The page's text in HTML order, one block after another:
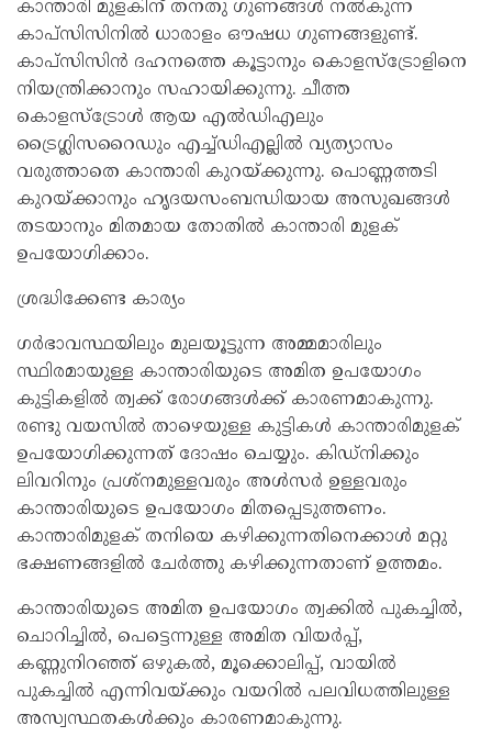
കാന്താരി മുളകിന് തനതു ഗുണങ്ങൾ നൽകുന്ന
കാപ്സിസിനിൽ ധാരാളം ഔഷധ ഗുണങ്ങളുണ്ട്.
കാപ്സിസിൻ ദഹനത്തെ കൂട്ടാനും കൊളസ്ട്രോളിനെ
നിയന്ത്രിക്കാനും സഹായിക്കുന്നു. ചീത്ത
കൊളസ്ട്രോൾ ആയ എല്‍ഡിഎലും
ട്രൈഗ്ലിസറൈഡും എച്ച്ഡിഎല്ലിൽ വ്യത്യാസം
വരുത്താതെ കാന്താരി കുറയ്ക്കുന്നു. പൊണ്ണത്തടി
കുറയ്ക്കാനും ഹൃദയസംബന്ധിയായ അസുഖങ്ങൾ
തടയാനും മിതമായ തോതിൽ കാന്താരി മുളക്
ഉപയോഗിക്കാം.
ശ്രദ്ധിക്കേണ്ട കാര്യം
ഗർഭാവസ്ഥയിലും മുലയൂട്ടുന്ന അമ്മമാരിലും
സ്ഥിരമായുള്ള കാന്താരിയുടെ അമിത ഉപയോഗം
കുട്ടികളിൽ ത്വക്ക് രോഗങ്ങൾക്ക് കാരണമാകുന്നു.
രണ്ടു വയസിൽ താഴെയുള്ള കുട്ടികൾ കാന്താരിമുളക്
ഉപയോഗിക്കുന്നത് ദോഷം ചെയ്യും. കിഡ്നിക്കും
ലിവറിനും പ്രശ്നമുള്ളവരും അൾസർ ഉള്ളവരും
കാ‌ന്താരിയുടെ ഉപയോഗം മിതപ്പെടുത്തണം.
കാന്താരിമുളക് തനിയെ കഴിക്കുന്നതിനെക്കാൾ മറ്റു
ഭക്ഷണങ്ങളിൽ ചേർത്തു കഴി‌ക്കുന്നതാണ് ഉ‌ത്തമം.
കാന്താരിയുടെ അമിത ഉപയോഗം ത്വക്കിൽ പുകച്ചിൽ,
ചൊറിച്ചിൽ, പെട്ടെന്നുള്ള അമിത വിയർപ്പ്,
കണ്ണുനിറഞ്ഞ് ഒഴുകൽ, മൂക്കൊലിപ്പ്, വായിൽ
പുകച്ചിൽ എന്നിവയ്ക്കും വയറിൽ പലവിധത്തിലുള്ള
അസ്വസ്ഥതകള്‍ക്കും കാരണമാകുന്നു.